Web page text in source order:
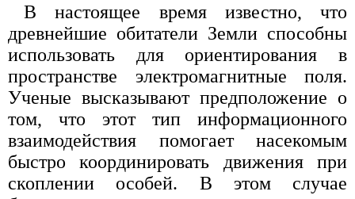
В настоящее время известно, что
древнейшие обитатели Земли способны
использовать для ориентирования в
пространстве электромагнитные поля.
Ученые высказывают предположение о
том, что этот тип информационного
взаимодействия помогает насекомым
быстро координировать движения при
скоплении особей. В этом случае